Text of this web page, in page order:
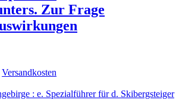
Zur Frage
Versandkosten